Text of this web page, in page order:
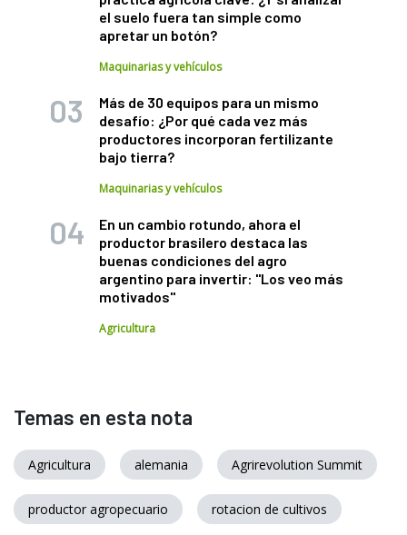
el suelo fuera tan simple como
apretar un botón?
Maquinarias y vehículos
Más de 30 equipos para un mismo
desafío: ¿Por qué cada vez más
productores incorporan fertilizante
bajo tierra?
Maquinarias y vehículos
En un cambio rotundo, ahora el
productor brasilero destaca las
buenas condiciones del agro
argentino para invertir: "Los veo más
motivados"
Agricultura
Temas en esta nota
Agricultura alemania Agrirevolution Summit
productor agropecuario rotacion de cultivos